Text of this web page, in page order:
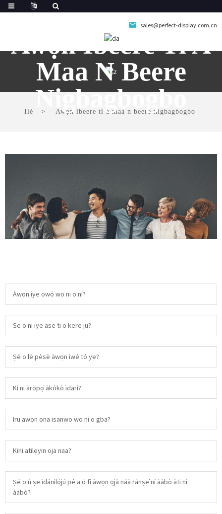
sales@perfect-display.com.cn
Awọn Ibeere Ti A
Maa N Beere
Nigbagbogbo
Ilé Awọn ibeere ti a maa n beere nigbagbogbo
Àwọn iye owó wo ni o ní?
Ṣe o ni iye aṣẹ ti o kere ju?
Ṣé o lè pèsè àwọn ìwé tó yẹ?
Kí ni àròpọ̀ àkókò ìdarí?
Iru awọn ọna isanwo wo ni o gba?
Kini atilẹyin ọja naa?
Ṣé o ń ṣe ìdánilójú pé a ó fi àwọn ọjà náà ránṣẹ́ ní ààbò àti ní
ààbò?